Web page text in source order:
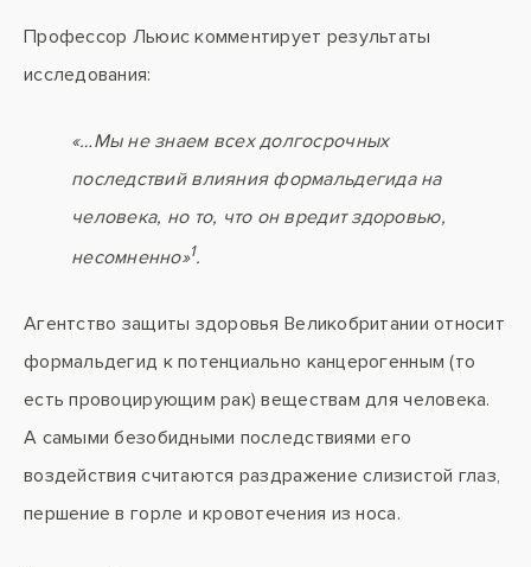
Профессор Льюис комментирует результаты
исследования:
«…Мы не знаем всех долгосрочных
последствий влияния формальдегида на
человека, но то, что он вредит здоровью,
несомненно»1.
Агентство защиты здоровья Великобритании относит
формальдегид к потенциально канцерогенным (то
есть провоцирующим рак) веществам для человека.
А самыми безобидными последствиями его
воздействия считаются раздражение слизистой глаз,
першение в горле и кровотечения из носа.